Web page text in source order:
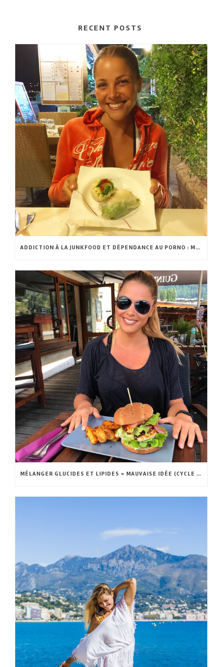
RECENT POSTS
ADDICTION À LA JUNKFOOD ET DÉPENDANCE AU PORNO : MÊME FLÉAU?
MÉLANGER GLUCIDES ET LIPIDES = MAUVAISE IDÉE (CYCLE DE RANDLE)